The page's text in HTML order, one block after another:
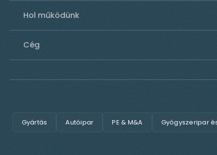
Hol működünk
Cég
Gyártás Autóipar PE & M&A Gyógyszeripar